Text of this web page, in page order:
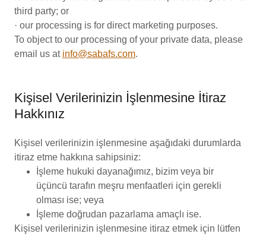
third party; or
· our processing is for direct marketing purposes.
To object to our processing of your private data, please
email us at info@sabafs.com.
Kişisel Verilerinizin İşlenmesine İtiraz
Hakkınız
Kişisel verilerinizin işlenmesine aşağıdaki durumlarda
itiraz etme hakkına sahipsiniz:
İşleme hukuki dayanağımız, bizim veya bir
üçüncü tarafın meşru menfaatleri için gerekli
olması ise; veya
İşleme doğrudan pazarlama amaçlı ise.
Kişisel verilerinizin işlenmesine itiraz etmek için lütfen